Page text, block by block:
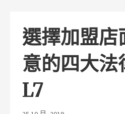
選擇加盟店
意的四大
L7